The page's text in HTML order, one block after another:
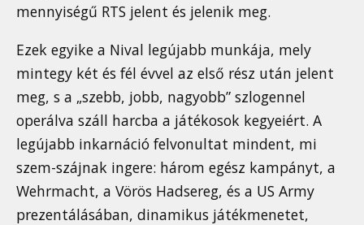
mennyiségű RTS jelent és jelenik meg.
Ezek egyike a Nival legújabb munkája, mely
mintegy két és fél évvel az első rész után jelent
meg, s a „szebb, jobb, nagyobb” szlogennel
operálva száll harcba a játékosok kegyeiért. A
legújabb inkarnáció felvonultat mindent, mi
szem-szájnak ingere: három egész kampányt, a
Wehrmacht, a Vörös Hadsereg, és a US Army
prezentálásában, dinamikus játékmenetet,